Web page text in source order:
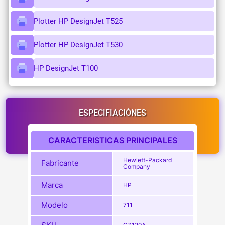
Plotter HP DesignJet T525
Plotter HP DesignJet T530
HP DesignJet T100
ESPECIFIACIÓNES
CARACTERISTICAS PRINCIPALES
Fabricante
Hewlett-Packard
Company
Marca HP
Modelo 711